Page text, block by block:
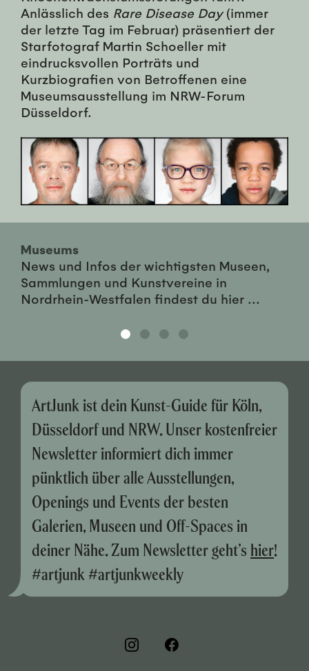
Anlässlich des Rare Disease Day(immer
der letzte Tag im Februar) präsentiert der
Starfotograf Martin Schoeller mit
eindrucksvollen Porträts und
Kurzbiografien von Betroffenen eine
Museumsausstellung im NRW-Forum
Düsseldorf.
Museums
News und Infos der wichtigsten Museen,
Sammlungen und Kunstvereine in
Nordrhein-Westfalen findest du hier ...
ArtJunk ist dein Kunst-Guide für Köln,
Düsseldorf und NRW. Unser kostenfreier
Newsletter informiert dich immer
pünktlich über alle Ausstellungen,
Openings und Events der besten
Galerien, Museen und Off-Spaces in
deiner Nähe. Zum Newsletter geht’s hier!
#artjunk #artjunkweekly